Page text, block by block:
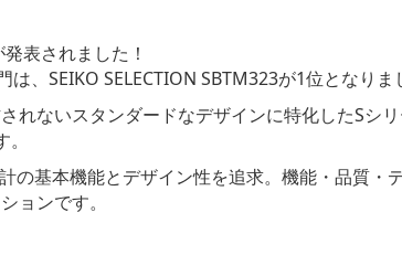
表されました！
、SEIKO SELECTION SBTM323が1位となりま
ないスタンダードなデザインに特化したSシリ
の基本機能とデザイン性を追求。機能・品質・
ョンです。